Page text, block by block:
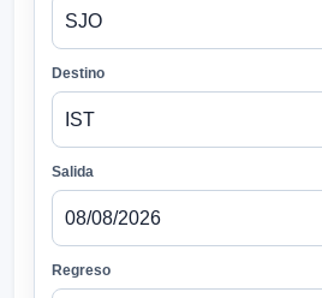
Destino
Salida
Regreso